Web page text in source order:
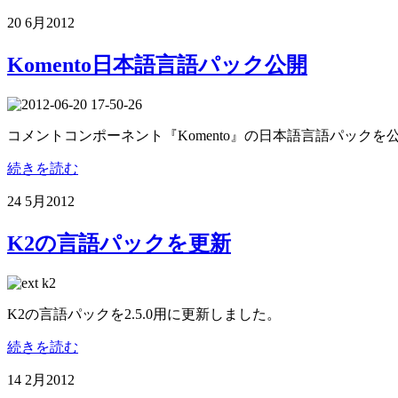
20 6月 2012
Komento日本語言語パック公開
コメントコンポーネント『Komento』の日本語言語パックを
続きを読む
24 5月 2012
K2の言語パックを更新
K2の言語パックを2.5.0用に更新しました。
続きを読む
14 2月 2012